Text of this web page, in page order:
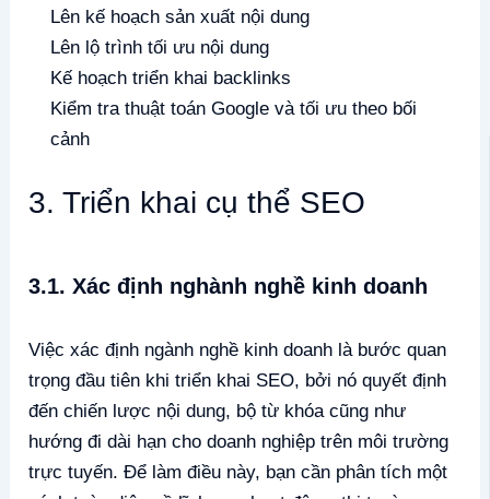
Lên kế hoạch sản xuất nội dung
Lên lộ trình tối ưu nội dung
Kế hoạch triển khai backlinks
Kiểm tra thuật toán Google và tối ưu theo bối
cảnh
3. Triển khai cụ thể SEO
3.1. Xác định nghành nghề kinh doanh
Việc xác định ngành nghề kinh doanh là bước quan
trọng đầu tiên khi triển khai SEO, bởi nó quyết định
đến chiến lược nội dung, bộ từ khóa cũng như
hướng đi dài hạn cho doanh nghiệp trên môi trường
trực tuyến. Để làm điều này, bạn cần phân tích một